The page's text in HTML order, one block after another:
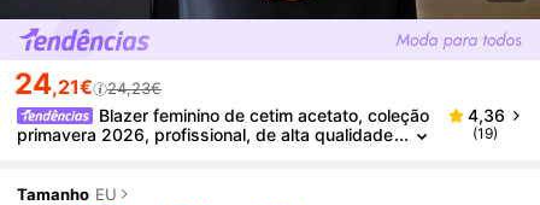
24,21€ 24,23€
Blazer feminino de cetim acetato, coleção
primavera 2026, profissional, de alta qualidade
4,36
(19)
Tamanho EU